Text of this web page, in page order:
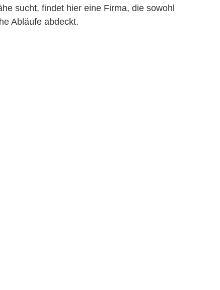
sucht, findet hier eine Firma, die sowohl
Abläufe abdeckt.